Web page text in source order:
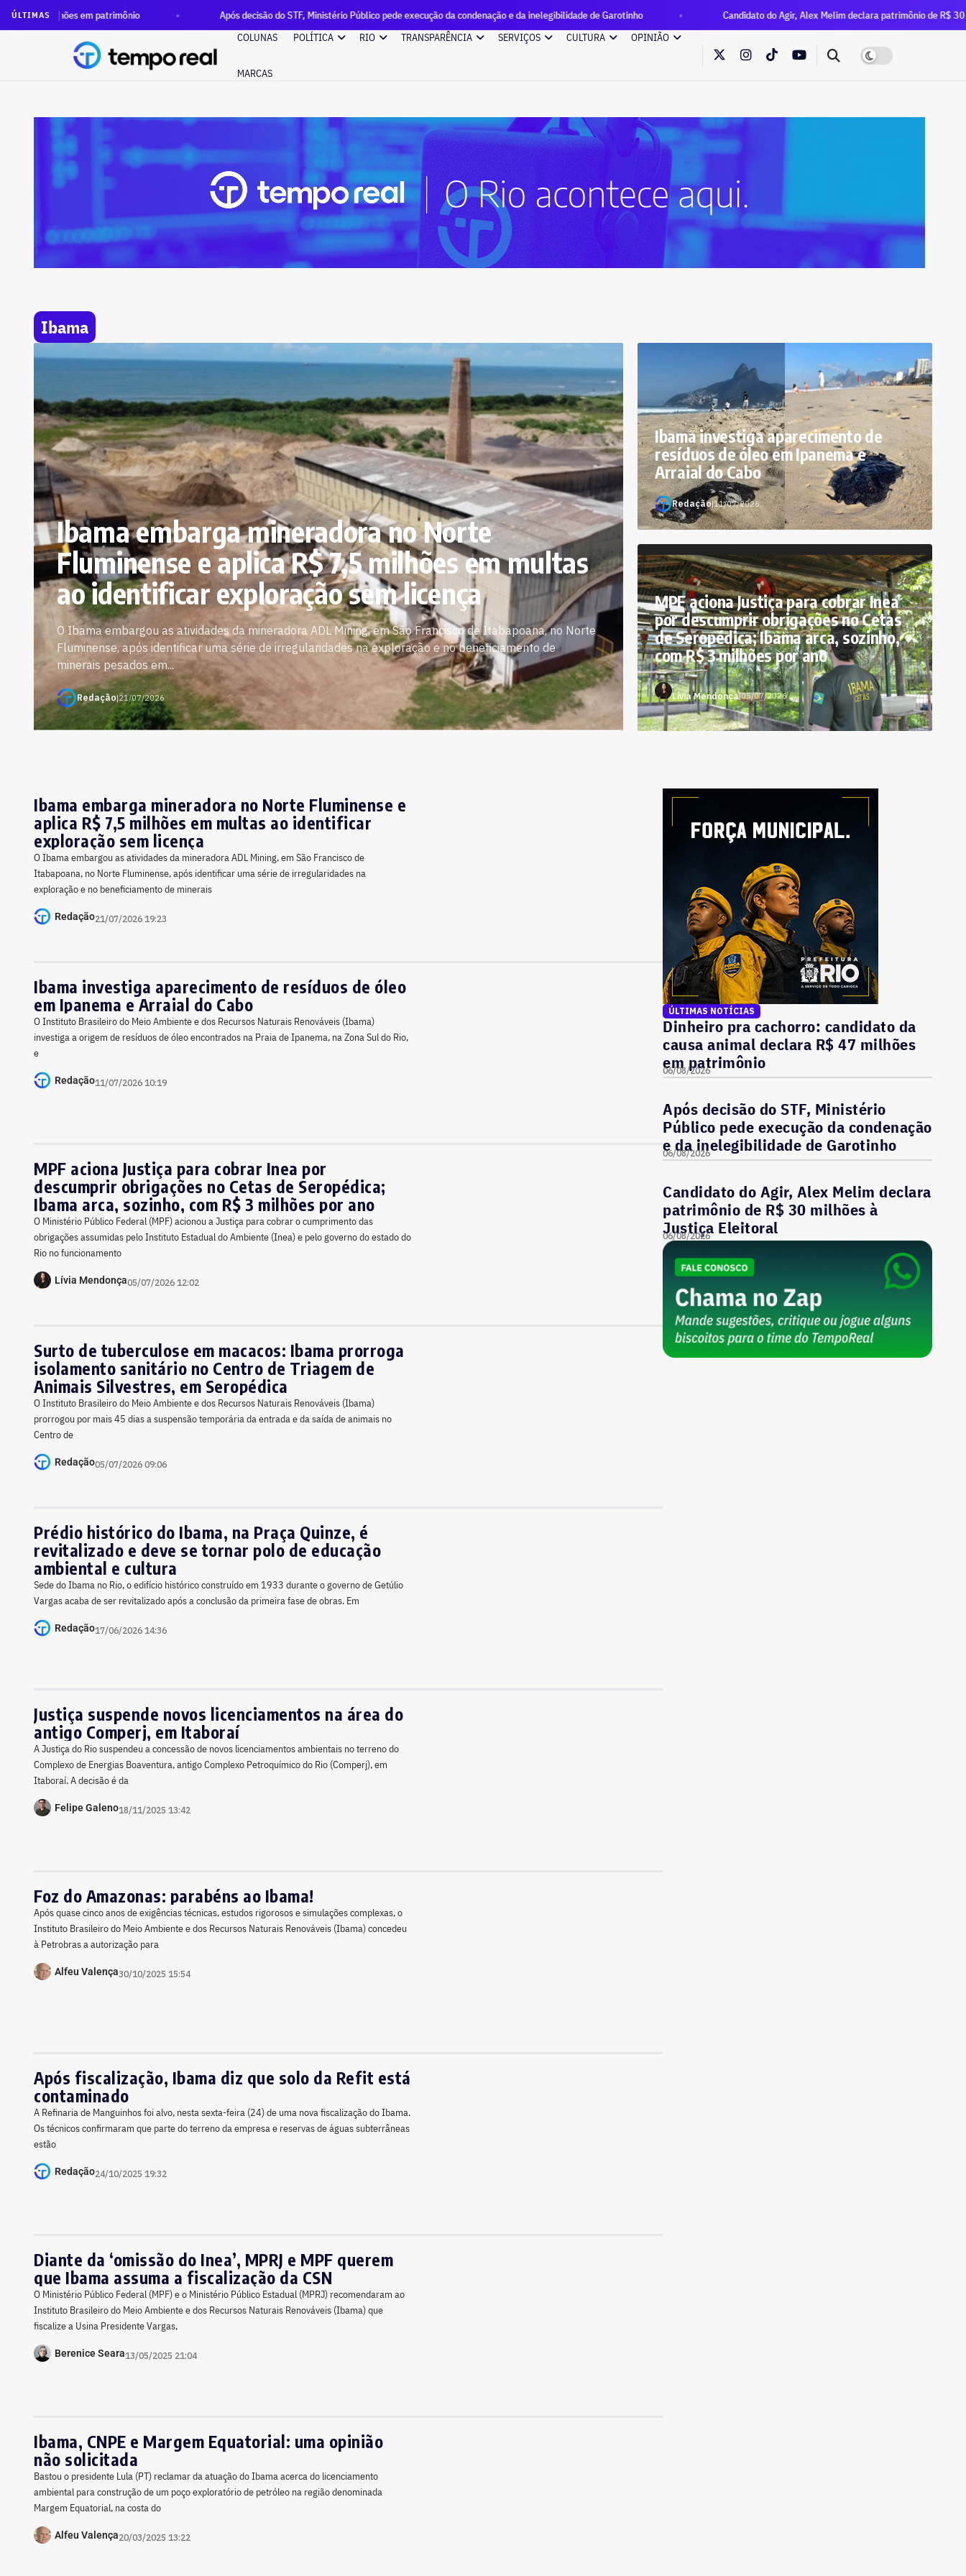
ÚLTIMAS
patrimônio Após decisão do STF, Ministério Público pede execução da condenação e da inelegibilidade de Garotinho
Candidato do Agir, Alex Melim declara patrimônio de R$ 30 milhões à Justiça
COLUNAS
POLÍTICA RIO TRANSPARÊNCIA SERVIÇOS CULTURA OPINIÃO
MARCAS
Ibama
Ibama embarga mineradora no Norte
Fluminense e aplica R$ 7,5 milhões em multas
ao identificar exploração sem licença
O Ibama embargou as atividades da mineradora ADL Mining, em São Francisco de Itabapoana, no Norte
Fluminense, após identificar uma série de irregularidades na exploração e no beneficiamento de
minerais pesados em...
Redação|21/07/2026
Ibama investiga aparecimento de
resíduos de óleo em Ipanema e
Arraial do Cabo
Redação|11/07/2026
MPF aciona Justiça para cobrar Inea
por descumprir obrigações no Cetas
de Seropédica; Ibama arca, sozinho,
com R$ 3 milhões por ano
Lívia Mendonça|05/07/2026
Ibama embarga mineradora no Norte Fluminense e
aplica R$ 7,5 milhões em multas ao identificar
exploração sem licença
O Ibama embargou as atividades da mineradora ADL Mining, em São Francisco de
Itabapoana, no Norte Fluminense, após identificar uma série de irregularidades na
exploração e no beneficiamento de minerais
Redação21/07/2026 19:23
Ibama investiga aparecimento de resíduos de óleo
em Ipanema e Arraial do Cabo
O Instituto Brasileiro do Meio Ambiente e dos Recursos Naturais Renováveis (Ibama)
investiga a origem de resíduos de óleo encontrados na Praia de Ipanema, na Zona Sul do Rio,
e
Redação11/07/2026 10:19
MPF aciona Justiça para cobrar Inea por
descumprir obrigações no Cetas de Seropédica;
Ibama arca, sozinho, com R$ 3 milhões por ano
O Ministério Público Federal (MPF) acionou a Justiça para cobrar o cumprimento das
obrigações assumidas pelo Instituto Estadual do Ambiente (Inea) e pelo governo do estado do
Rio no funcionamento
Lívia Mendonça05/07/2026 12:02
Surto de tuberculose em macacos: Ibama prorroga
isolamento sanitário no Centro de Triagem de
Animais Silvestres, em Seropédica
O Instituto Brasileiro do Meio Ambiente e dos Recursos Naturais Renováveis (Ibama)
prorrogou por mais 45 dias a suspensão temporária da entrada e da saída de animais no
Centro de
Redação05/07/2026 09:06
Prédio histórico do Ibama, na Praça Quinze, é
revitalizado e deve se tornar polo de educação
ambiental e cultura
Sede do Ibama no Rio, o edifício histórico construído em 1933 durante o governo de Getúlio
Vargas acaba de ser revitalizado após a conclusão da primeira fase de obras. Em
Redação17/06/2026 14:36
Justiça suspende novos licenciamentos na área do
antigo Comperj, em Itaboraí
A Justiça do Rio suspendeu a concessão de novos licenciamentos ambientais no terreno do
Complexo de Energias Boaventura, antigo Complexo Petroquímico do Rio (Comperj), em
Itaboraí. A decisão é da
Felipe Galeno18/11/2025 13:42
Foz do Amazonas: parabéns ao Ibama!
Após quase cinco anos de exigências técnicas, estudos rigorosos e simulações complexas, o
Instituto Brasileiro do Meio Ambiente e dos Recursos Naturais Renováveis (Ibama) concedeu
à Petrobras a autorização para
Alfeu Valença30/10/2025 15:54
Após fiscalização, Ibama diz que solo da Refit está
contaminado
A Refinaria de Manguinhos foi alvo, nesta sexta-feira (24) de uma nova fiscalização do Ibama.
Os técnicos confirmaram que parte do terreno da empresa e reservas de águas subterrâneas
estão
Redação24/10/2025 19:32
Diante da ‘omissão do Inea’, MPRJ e MPF querem
que Ibama assuma a fiscalização da CSN
O Ministério Público Federal (MPF) e o Ministério Público Estadual (MPRJ) recomendaram ao
Instituto Brasileiro do Meio Ambiente e dos Recursos Naturais Renováveis (Ibama) que
fiscalize a Usina Presidente Vargas,
Berenice Seara13/05/2025 21:04
Ibama, CNPE e Margem Equatorial: uma opinião
não solicitada
Bastou o presidente Lula (PT) reclamar da atuação do Ibama acerca do licenciamento
ambiental para construção de um poço exploratório de petróleo na região denominada
Margem Equatorial, na costa do
Alfeu Valença20/03/2025 13:22
ÚLTIMAS NOTÍCIAS
Dinheiro pra cachorro: candidato da
causa animal declara R$ 47 milhões
em patrimônio
06/08/2026
Após decisão do STF, Ministério
Público pede execução da condenação
e da inelegibilidade de Garotinho
06/08/2026
Candidato do Agir, Alex Melim declara
patrimônio de R$ 30 milhões à
Justiça Eleitoral
06/08/2026